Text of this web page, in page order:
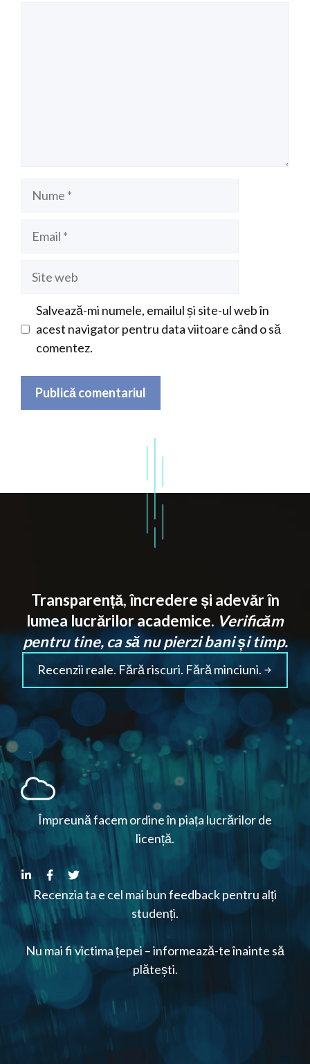
Salvează-mi numele, emailul și site-ul web în
acest navigator pentru data viitoare când o să
comentez.
Transparență, încredere și adevăr în
lumea lucrărilor academice. Verificăm
pentru tine, ca să nu pierzi bani și timp.
Recenzii reale. Fără riscuri. Fără minciuni.
Împreună facem ordine în piața lucrărilor de
licență.
Recenzia ta e cel mai bun feedback pentru alți
studenți.
Nu mai fi victima țepei – informează-te înainte să
plătești.